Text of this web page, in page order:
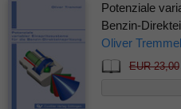
Potenziale
Benzin-
Oliver Tremmel
EUR 23,00